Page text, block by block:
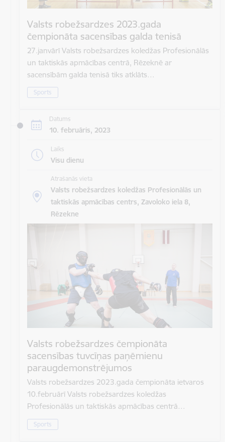
Valsts robežsardzes 2023.gada
čempionāta sacensības galda tenisā
27.janvārī Valsts robežsardzes koledžas Profesionālās
un taktiskās apmācības centrā, Rēzeknē ar
sacensībām galda tenisā tiks atklāts…
Sports
Datums
10. februāris, 2023
Laiks
Visu dienu
Atrašanās vieta
Valsts robežsardzes koledžas Profesionālās un
taktiskās apmācības centrs, Zavoloko iela 8,
Rēzekne
Valsts robežsardzes čempionāta
sacensības tuvcīņas paņēmienu
paraugdemonstrējumos
Valsts robežsardzes 2023.gada čempionāta ietvaros
10.februārī Valsts robežsardzes koledžas
Profesionālās un taktiskās apmācības centrā…
Sports